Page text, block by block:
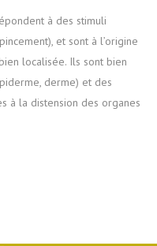
à des stimuli
et sont à l’origine
localisée. Ils sont bien
derme) et des
à la distension des organes